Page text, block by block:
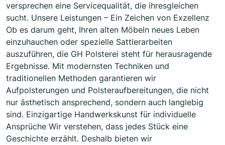
versprechen eine Servicequalität, die ihresgleichen
sucht. Unsere Leistungen – Ein Zeichen von Exzellenz
Ob es darum geht, Ihren alten Möbeln neues Leben
einzuhauchen oder spezielle Sattlerarbeiten
auszuführen, die GH Polsterei steht für herausragende
Ergebnisse. Mit modernsten Techniken und
traditionellen Methoden garantieren wir
Aufpolsterungen und Polsteraufbereitungen, die nicht
nur ästhetisch ansprechend, sondern auch langlebig
sind. Einzigartige Handwerkskunst für individuelle
Ansprüche Wir verstehen, dass jedes Stück eine
Geschichte erzählt. Deshalb bieten wir